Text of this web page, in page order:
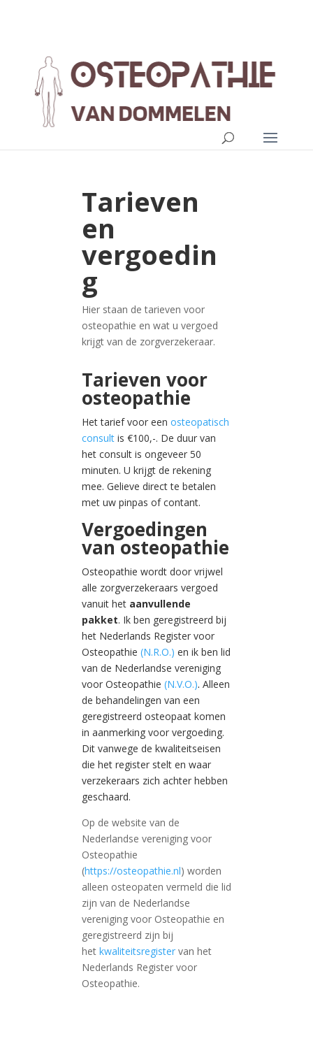
Tarieven
en
vergoedin
g
Hier staan de tarieven voor
osteopathie en wat u vergoed
krijgt van de zorgverzekeraar.
Tarieven voor
osteopathie
Het tarief voor een osteopatisch
consultis €100,-. De duur van
het consult is ongeveer 50
minuten. U krijgt de rekening
mee. Gelieve direct te betalen
met uw pinpas of contant.
Vergoedingen
van osteopathie
Osteopathie wordt door vrijwel
alle zorgverzekeraars vergoed
vanuit het aanvullende
pakket. Ik ben geregistreerd bij
het Nederlands Register voor
Osteopathie (N.R.O.) en ik ben lid
van de Nederlandse vereniging
voor Osteopathie (N.V.O.). Alleen
de behandelingen van een
geregistreerd osteopaat komen
in aanmerking voor vergoeding.
Dit vanwege de kwaliteitseisen
die het register stelt en waar
verzekeraars zich achter hebben
geschaard.
Op de website van de
Nederlandse vereniging voor
Osteopathie
(https://osteopathie.nl) worden
alleen osteopaten vermeld die lid
zijn van de Nederlandse
vereniging voor Osteopathie en
geregistreerd zijn bij
het kwaliteitsregistervan het
Nederlands Register voor
Osteopathie.